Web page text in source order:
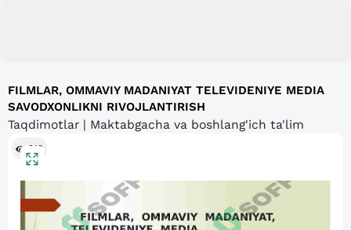
FILMLAR, OMMAVIY MADANIYAT TELEVIDENIYE MEDIA
SAVODXONLIKNI RIVOJLANTIRISH
Taqdimotlar | Maktabgacha va boshlang'ich ta'lim
212